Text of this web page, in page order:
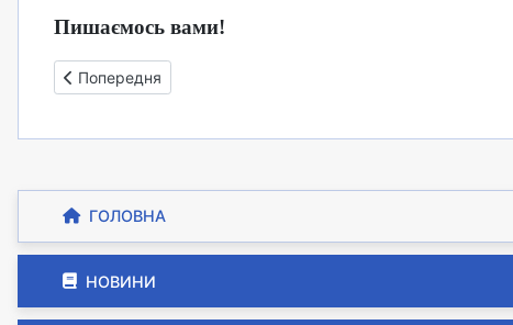
ГОЛОВНА
НОВИНИ
Пишаємось вами!
Попередня стаття: Тиждень безпеки дорожного руху - 2026
Попередня